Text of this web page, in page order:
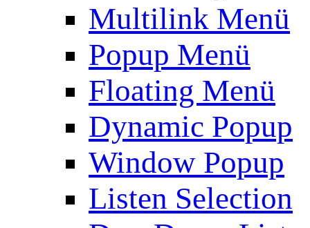
Multilink Menü
Popup Menü
Floating Menü
Dynamic Popup
Window Popup
Listen Selection